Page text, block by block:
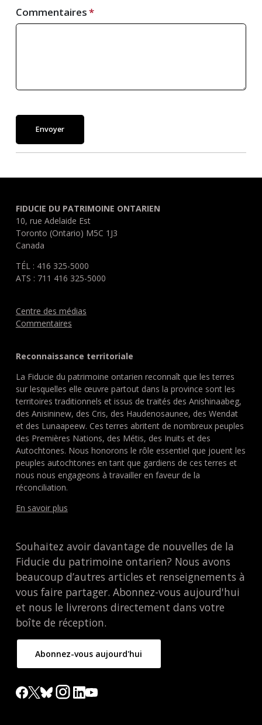
Commentaires
Envoyer
FIDUCIE DU PATRIMOINE ONTARIEN
10, rue Adelaide Est
Toronto (Ontario) M5C 1J3
Canada
TÉL : 416 325-5000
ATS : 711 416 325-5000
Centre des médias
Commentaires
Reconnaissance territoriale
La Fiducie du patrimoine ontarien reconnaît que les terres
sur lesquelles elle œuvre partout dans la province sont les
territoires traditionnels et issus de traités des Anishinaabeg,
des Anisininew, des Cris, des Haudenosaunee, des Wendat
et des Lunaapeew. Ces terres abritent de nombreux peuples
des Premières Nations, des Métis, des Inuits et des
Autochtones. Nous honorons le rôle essentiel que jouent les
peuples autochtones en tant que gardiens de ces terres et
nous nous engageons à travailler en faveur de la
réconciliation.
En savoir plus
Souhaitez avoir davantage de nouvelles de la
Fiducie du patrimoine ontarien? Nous avons
beaucoup d’autres articles et renseignements à
vous faire partager. Abonnez-vous aujourd'hui
et nous le livrerons directement dans votre
boîte de réception.
Abonnez-vous aujourd'hui